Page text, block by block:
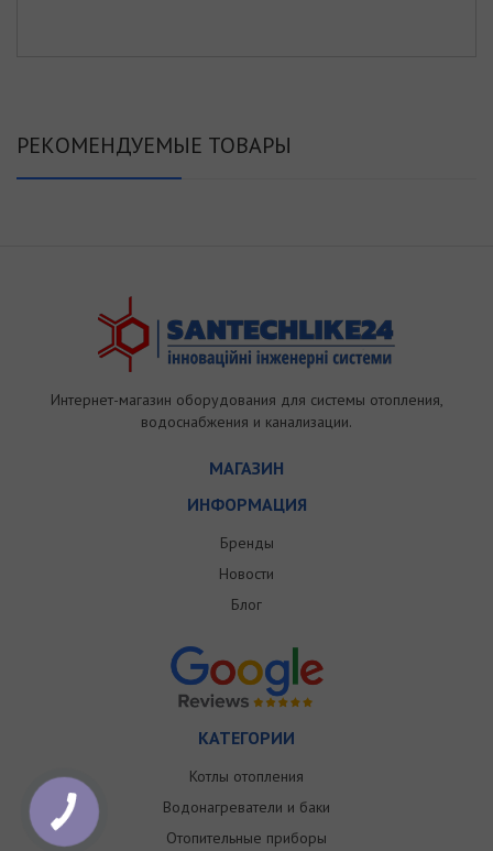
РЕКОМЕНДУЕМЫЕ ТОВАРЫ
Интернет-магазин оборудования для системы отопления,
водоснабжения и канализации.
МАГАЗИН
ИНФОРМАЦИЯ
Бренды
Новости
Блог
КАТЕГОРИИ
Котлы отопления
Водонагреватели и баки
Отопительные приборы